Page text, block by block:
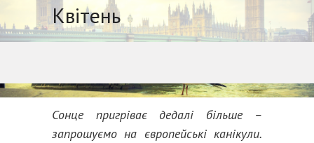
Квітень
Сонце пригріває дедалі більше –
запрошуємо на європейські канікули.